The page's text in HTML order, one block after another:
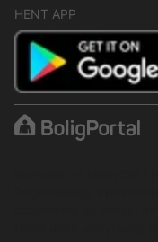
HENT APP